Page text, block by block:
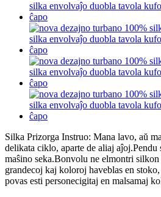
Silka Prizorga Instruo: Mana lavo, aŭ
delikata ciklo, aparte de aliaj aĵoj.Pendu
maŝino seka.Bonvolu ne elmontri
grandecoj kaj koloroj haveblas en
povas esti personecigitaj en malsamaj